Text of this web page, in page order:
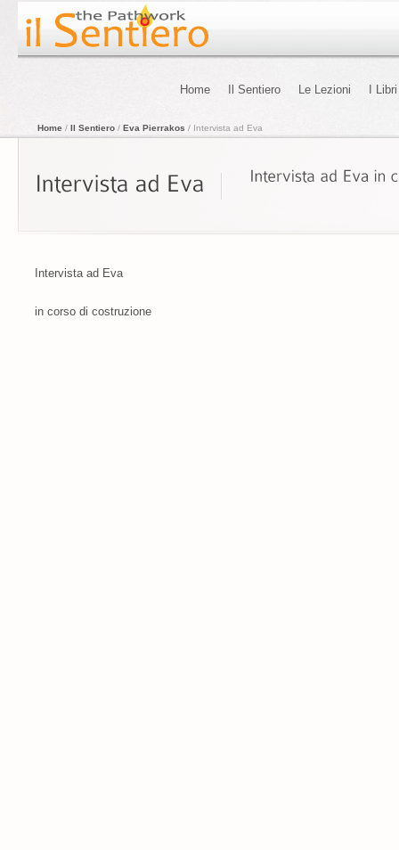
Home Il Sentiero Le Lezioni I Libri
Home / Il Sentiero / Eva Pierrakos / Intervista ad Eva
Intervista ad Eva
in corso di costruzione